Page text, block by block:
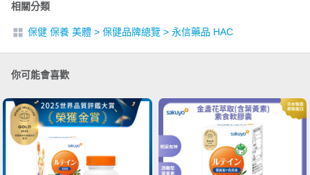
相關分類
保健 保養 美體 > 保健品牌總覽 > 永信藥品 HAC
你可能會喜歡